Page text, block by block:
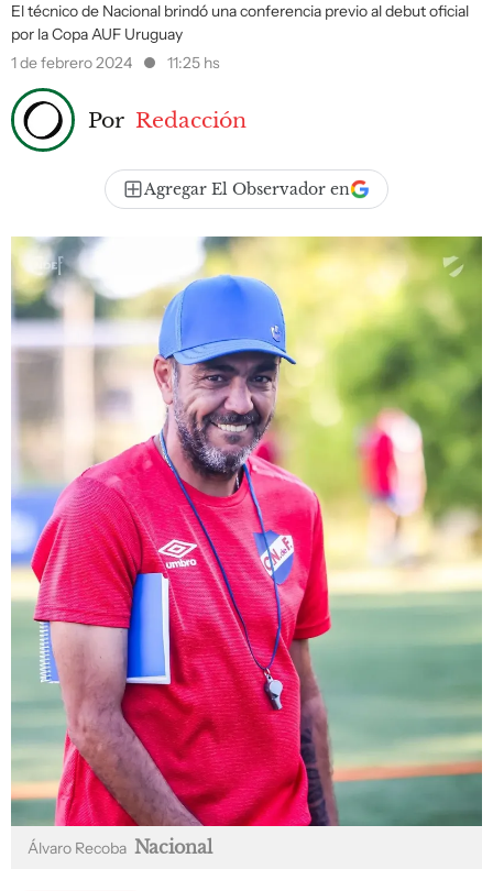
El técnico de Nacional brindó una conferencia previo al debut oficial
por la Copa AUF Uruguay
1 de febrero 2024
11:25 hs
Por Redacción
Agregar El Observador en
Álvaro Recoba Nacional